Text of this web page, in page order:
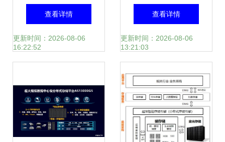
库、数据湖、数据
集市、数据中台这
白了
查看详情
更新时间：2026-08-06
16:22:52
业Snowflake获
2000万美元B轮融
和存储服务创新
查看详情
更新时间：2026-08-06
13:21:03